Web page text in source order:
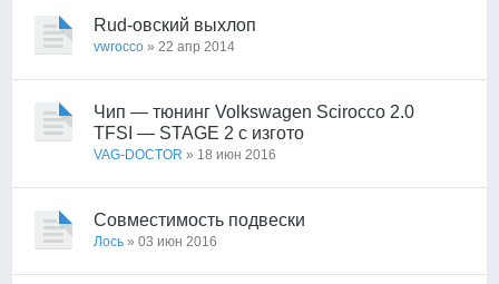
Rud-овский выхлоп
vwrocco » 22 апр 2014
Чип — тюнинг Volkswagen Scirocco 2.0
TFSI — STAGE 2 с изгото
VAG-DOCTOR » 18 июн 2016
Совместимость подвески
Лось » 03 июн 2016